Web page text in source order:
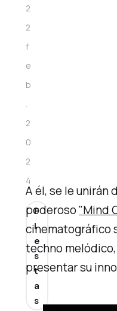
A él, se le unirán
poderoso"Mind
cinematográfico
technomelódico
presentar su
2
2
f
e
b
.
2
0
2
4
F
i
e
s
t
a
s